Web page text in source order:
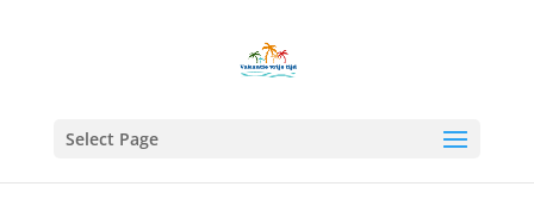
Select Page